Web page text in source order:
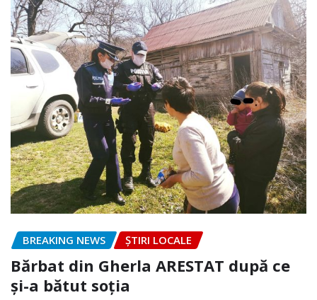
BREAKING NEWS ȘTIRI LOCALE
Bărbat din Gherla ARESTAT după ce
și-a bătut soția